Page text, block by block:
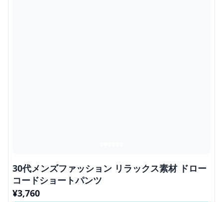
30代メンズファッション リラックス素材 ドロー
コードショートパンツ
¥3,760